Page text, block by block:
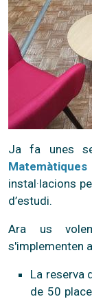
Ja fa unes
instal·lacions
d’estudi.
Ara us
s'implementen
La reserva
de 50